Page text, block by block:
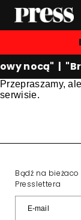
nocą" |
Przepraszamy,
serwisie.
Bądź na
Presslettera